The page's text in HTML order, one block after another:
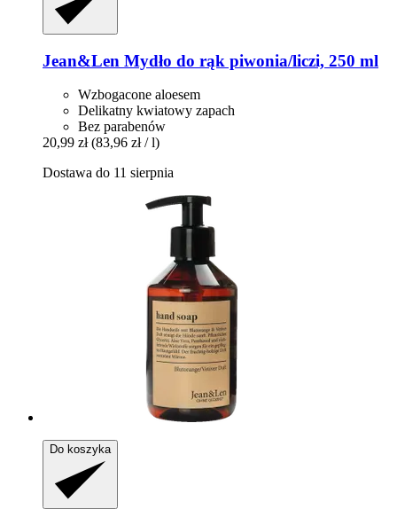
Jean&Len Mydło do rąk piwonia/liczi, 250 ml
Wzbogacone aloesem
Delikatny kwiatowy zapach
Bez parabenów
20,99 zł (83,96 zł / l)
Dostawa do 11 sierpnia
Do koszyka